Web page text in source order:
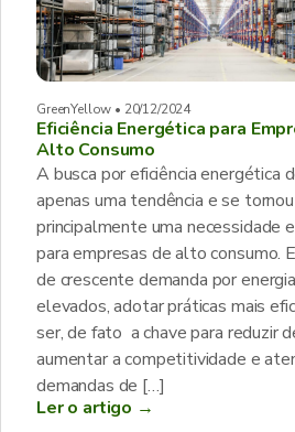
GreenYellow • 20/12/2024
Eficiência Energética para
Alto Consumo
A busca por eficiência energética
apenas uma tendência e se tornou
principalmente uma necessidade
para empresas de alto consumo.
de crescente demanda por
elevados, adotar práticas mais
ser, de fato a chave para reduzir
aumentar a competitividade e
demandas de […]
Ler o artigo →